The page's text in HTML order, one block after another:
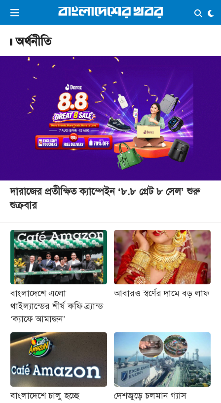
ভিডিও ই-পেপার লগইন ×
প্রচ্ছদ
সর্বশেষ
সব বিভাগ
আর্কাইভ
কনভার্টার
অর্থনীতি
দারাজের প্রতীক্ষিত ক্যাম্পেইন ‘৮.৮ গ্রেট ৮ সেল’ শুরু
শুক্রবার
বাংলাদেশে এলো
থাইল্যান্ডের শীর্ষ কফি ব্র্যান্ড
‘ক্যাফে আমাজন’
‎আবারও স্বর্ণের দামে বড় লাফ
বাংলাদেশে চালু হচ্ছে
দেশজুড়ে চলমান গ্যাস